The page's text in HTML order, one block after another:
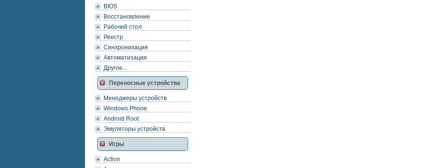
BIOS
Восстановление
Рабочий стол
Реестр
Синхронизация
Автоматизация
Другое...
Переносные устройства
Менеджеры устройств
Windows Phone
Android Root
Эмуляторы устройств
Игры
Action